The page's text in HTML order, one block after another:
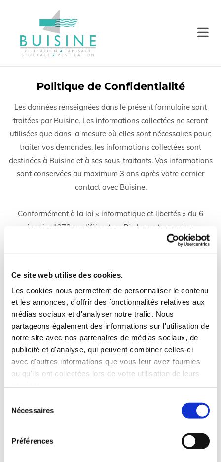
Ce site web utilise des cookies.
Les cookies nous permettent de personnaliser le contenu
et les annonces, d'offrir des fonctionnalités relatives aux
médias sociaux et d'analyser notre trafic. Nous
partageons également des informations sur l'utilisation de
notre site avec nos partenaires de médias sociaux, de
publicité et d'analyse, qui peuvent combiner celles-ci
avec d'autres informations que vous leur avez fournies
ou qu'ils ont collectées lors de votre utilisation de leurs
Nécessaires
Préférences
Politique de Confidentialité
Les données renseignées dans le présent formulaire sont
traitées par Buisine. Les informations collectées ne seront
utilisées que dans la mesure où elles sont nécessaires pour:
traiter vos demandes, les informations collectées sont
destinées à Buisine et à ses sous-traitants. Vos informations
sont conservées au maximum 3 ans après votre dernier
contact avec Buisine.
Conformément à la loi « informatique et libertés » du 6
janvier 1978 modifiée et au Règlement européen
n°2016/679/UE du 27 avril 2016, vous bénéficiez d’un droit
d’accès, de rectification, de portabilité et d’effacement de vos
Vous pouvez également, pour des motifs légitimes, vous
opposer au traitement des données vous concernant. Vous
disposez d’un droit d’accès et de rectification. Vous avez
l'opportunité d'émettre des directives sur la conservation, la
suppression ou la communication de vos données
personnelles après votre décès. Vous pouvez ainsi exercer
vos droits en nous écrivant àcommercial@buisine.fr.
Pour être traitée, votre demande devra être accompagnée
d’un justificatif d’identité. Enfin, nous vous informons de
téléphonique « Bloctel », sur laquelle vous pouvez vous